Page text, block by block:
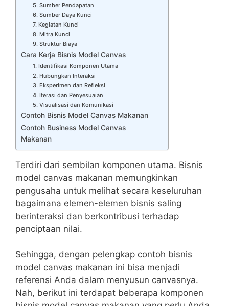
5. Sumber Pendapatan
6. Sumber Daya Kunci
7. Kegiatan Kunci
8. Mitra Kunci
9. Struktur Biaya
Cara Kerja Bisnis Model Canvas
1. Identifikasi Komponen Utama
2. Hubungkan Interaksi
3. Eksperimen dan Refleksi
4. Iterasi dan Penyesuaian
5. Visualisasi dan Komunikasi
Contoh Bisnis Model Canvas Makanan
Contoh Business Model Canvas
Makanan
Terdiri dari sembilan komponen utama. Bisnis
model canvas makanan memungkinkan
pengusaha untuk melihat secara keseluruhan
bagaimana elemen-elemen bisnis saling
berinteraksi dan berkontribusi terhadap
penciptaan nilai.
Sehingga, dengan pelengkap contoh bisnis
model canvas makanan ini bisa menjadi
referensi Anda dalam menyusun canvasnya.
Nah, berikut ini terdapat beberapa komponen